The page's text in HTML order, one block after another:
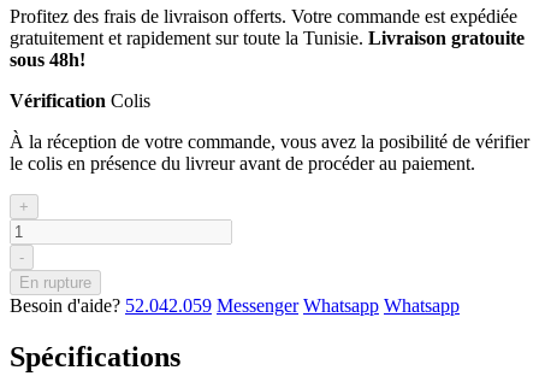
Profitez des frais de livraison offerts. Votre commande est expédiée
gratuitement et rapidement sur toute la Tunisie. Livraison gratouite
sous 48h!
Vérification Colis
À la réception de votre commande, vous avez la posibilité de vérifier
le colis en présence du livreur avant de procéder au paiement.
+
-
En rupture
Besoin d'aide? 52.042.059 Messenger Whatsapp Whatsapp
Spécifications